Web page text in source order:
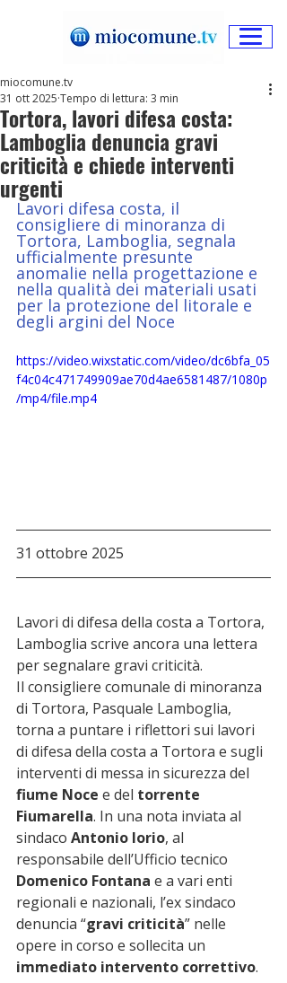
Tortora, lavori difesa costa:
Lamboglia denuncia gravi
criticità e chiede interventi
urgenti
miocomune.tv
31 ott 2025 Tempo di lettura: 3 min
Lavori difesa costa, il
consigliere di minoranza di
Tortora, Lamboglia, segnala
ufficialmente presunte
anomalie nella progettazione e
nella qualità dei materiali usati
per la protezione del litorale e
degli argini del Noce
https://video.wixstatic.com/video/dc6bfa_05
f4c04c471749909ae70d4ae6581487/1080p
/mp4/file.mp4
31 ottobre 2025
Lavori di difesa della costa a Tortora,
Lamboglia scrive ancora una lettera
per segnalare gravi criticità.
Il consigliere comunale di minoranza
di Tortora, Pasquale Lamboglia,
torna a puntare i riflettori sui lavori
di difesa della costa a Tortora e sugli
interventi di messa in sicurezza del
fiume Noce e del torrente
Fiumarella. In una nota inviata al
sindaco Antonio Iorio, al
responsabile dell’Ufficio tecnico
Domenico Fontana e a vari enti
regionali e nazionali, l’ex sindaco
denuncia “gravi criticità” nelle
opere in corso e sollecita un
immediato intervento correttivo.